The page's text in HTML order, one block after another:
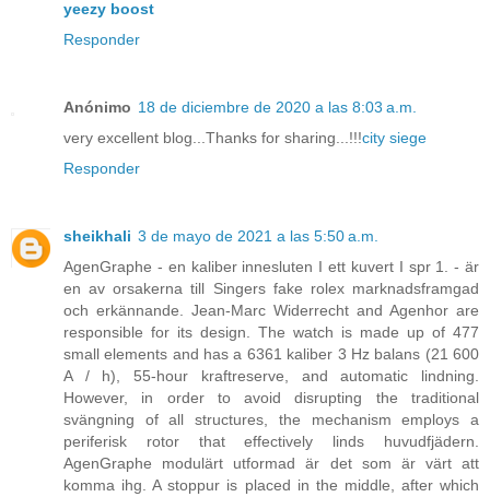
yeezy boost
Responder
Anónimo 18 de diciembre de 2020 a las 8:03 a.m.
very excellent blog...Thanks for sharing...!!!city siege
Responder
sheikhali 3 de mayo de 2021 a las 5:50 a.m.
AgenGraphe - en kaliber innesluten I ett kuvert I spr 1. - är
en av orsakerna till Singers fake rolex marknadsframgad
och erkännande. Jean-Marc Widerrecht and Agenhor are
responsible for its design. The watch is made up of 477
small elements and has a 6361 kaliber 3 Hz balans (21 600
A / h), 55-hour kraftreserve, and automatic lindning.
However, in order to avoid disrupting the traditional
svängning of all structures, the mechanism employs a
periferisk rotor that effectively linds huvudfjädern.
AgenGraphe modulärt utformad är det som är värt att
komma ihg. A stoppur is placed in the middle, after which